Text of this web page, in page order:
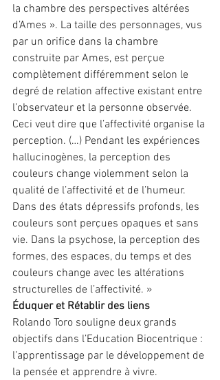
la chambre des perspectives altérées
d’Ames ». La taille des personnages, vus
par un orifice dans la chambre
construite par Ames, est perçue
complètement différemment selon le
degré de relation affective existant entre
l’observateur et la personne observée.
Ceci veut dire que l’affectivité organise la
perception. (…) Pendant les expériences
hallucinogènes, la perception des
couleurs change violemment selon la
qualité de l’affectivité et de l’humeur.
Dans des états dépressifs profonds, les
couleurs sont perçues opaques et sans
vie. Dans la psychose, la perception des
formes, des espaces, du temps et des
couleurs change avec les altérations
structurelles de l’affectivité. »
Éduquer et Rétablir des liens
Rolando Toro souligne deux grands
objectifs dans l’Education Biocentrique :
l’apprentissage par le développement de
la pensée et apprendre à vivre.